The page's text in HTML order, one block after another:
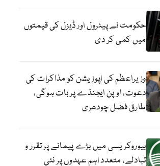
حکومت نے پیٹرول اور ڈیزل کی قیمتوں
میں کمی کر دی
وزیراعظم کی اپوزیشن کو مذاکرات کی
دعوت، اوپن ایجنڈے پر بات ہوگی،
طارق فضل چودھری
بیوروکریسی میں بڑے پیمانے پر تقرر و
تبادلے، متعدد اہم عہدوں پر نئی